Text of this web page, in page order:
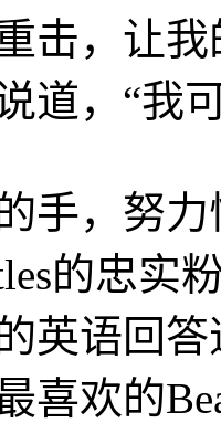
击，让
道，“我
手，努
的忠实
英语回
喜欢的